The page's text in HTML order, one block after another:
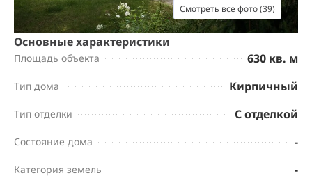
Смотреть все фото (39)
Основные характеристики
Площадь объекта 630 кв. м
Тип дома Кирпичный
Тип отделки С отделкой
Состояние дома -
Категория земель -